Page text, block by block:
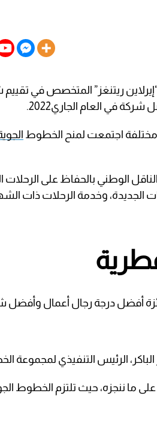
ريتنغز” المتخصص في
في العام الجاري2022.
مختلفة اجتمعت لمنح الخطوط
الوطني بالحفاظ على الرحلات
الجديدة، وخدمة الرحلات ذات
أفضل درجة رجال أعمال وأفضل
الرئيس التنفيذي لمجموعة
على ما ننجزه، حيث تلتزم الخطوط